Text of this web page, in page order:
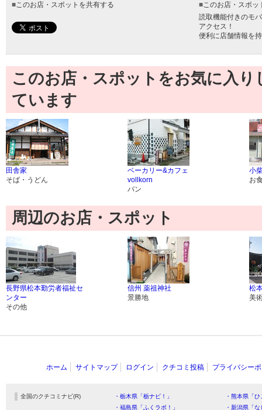
■このお店・スポットを共有する ■このお店・スポッ
読取機能付きのモ
アクセス！
便利に店舗情報を
このお店・スポットをお気に入
ています
田舎家
そば・うどん
ベーカリー&カフェ
vollkorn
パン
小
お
周辺のお店・スポット
長野県松本勤労者福祉セ
ンター
その他
信州 薬祖神社
景勝地
松
美
ホーム サイトマップ ログイン クチコミ投稿 プライバシー
全国のクチコミナビ(R) ・栃木県「栃ナビ！」
・熊本県「
・福島県「ふくラボ！」
・新潟県「